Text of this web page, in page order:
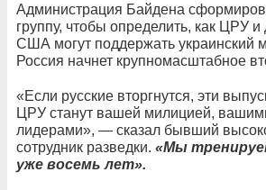
Администрация Байдена
группу, чтобы определить, как ЦРУ и
США могут поддержать украинский
Россия начнет крупномасштабное
«Если русские вторгнутся, эти
ЦРУ станут вашей милицией,
лидерами», — сказал бывший
сотрудник разведки. «Мы
уже восемь лет».